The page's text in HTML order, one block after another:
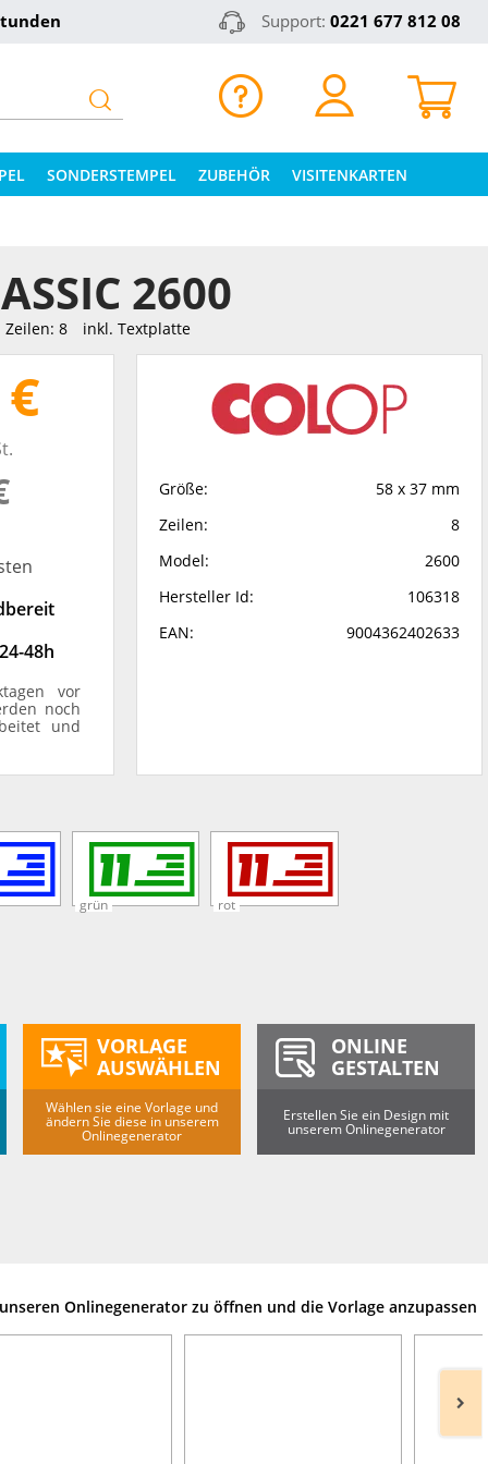
Support: 0221 677 812 08
SONDERSTEMPEL ZUBEHÖR VISITENKARTEN
2600
Zeilen: 8 inkl. Textplatte
48h
vor
noch
und
Größe:
58 x 37 mm
Zeilen:
8
Model:
2600
Hersteller Id:
106318
EAN:
9004362402633
grün rot
VORLAGE
AUSWÄHLEN
Wählen sie eine Vorlage und
ändern Sie diese in unserem
Onlinegenerator
ONLINE
GESTALTEN
Erstellen Sie ein Design mit
unserem Onlinegenerator
Onlinegenerator zu öffnen und die Vorlage anzupassen